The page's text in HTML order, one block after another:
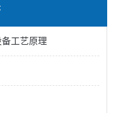
工艺原理